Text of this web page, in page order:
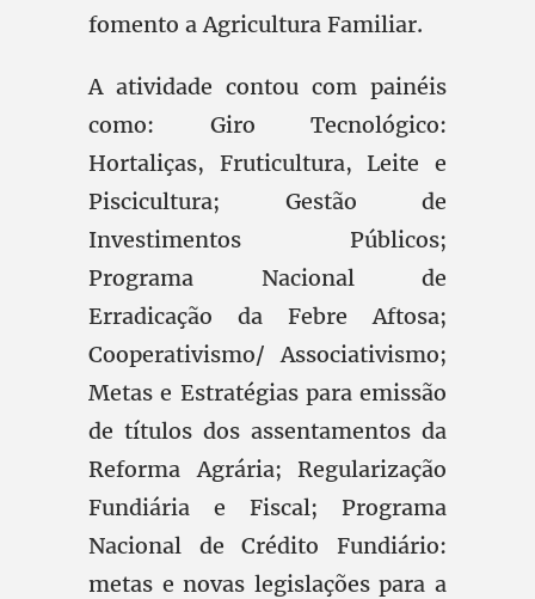
fomento a Agricultura Familiar.
A atividade contou com painéis
como: Giro Tecnológico:
Hortaliças, Fruticultura, Leite e
Piscicultura; Gestão de
Investimentos Públicos;
Programa Nacional de
Erradicação da Febre Aftosa;
Cooperativismo/ Associativismo;
Metas e Estratégias para emissão
de títulos dos assentamentos da
Reforma Agrária; Regularização
Fundiária e Fiscal; Programa
Nacional de Crédito Fundiário:
metas e novas legislações para a